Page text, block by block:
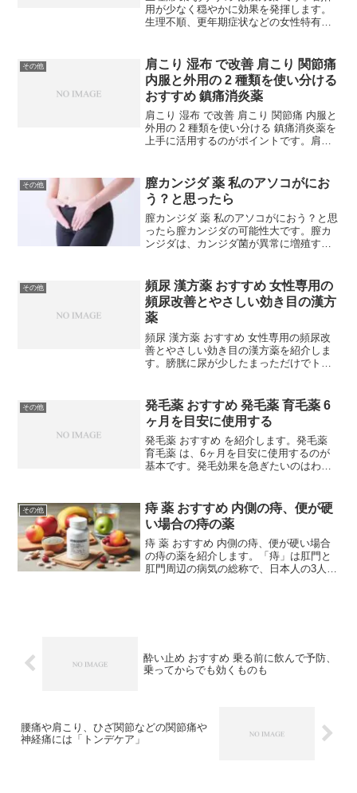
用が少なく穏やかに効果を発揮します。
生理不順、更年期症状などの女性特有の
善する月経前のイライラや冷え、更年期
の不調など女...
その他
肩こり 湿布 で改善 肩こり 関節痛
内服と外用の 2 種類を使い分ける
おすすめ 鎮痛消炎薬
肩こり 湿布 で改善 肩こり 関節痛 内服と
外用の 2 種類を使い分ける 鎮痛消炎薬を
上手に活用するのがポイントです。肩こ
す。外用薬は凝りや痛みのある患部を直
接、ケ...
その他
膣カンジダ 薬 私のアソコがにお
う？と思ったら
膣カンジダ 薬 私のアソコがにおう？と思
ったら膣カンジダの可能性大です。膣カ
ンジダは、カンジダ菌が異常に増殖する
存在していますが、バランスが崩れると
感染症を引き起こしま...
その他
頻尿 漢方薬 おすすめ 女性専用の
頻尿改善とやさしい効き目の漢方
薬
頻尿 漢方薬 おすすめ 女性専用の頻尿改
善とやさしい効き目の漢方薬を紹介しま
す。膀胱に尿が少したまっただけでトイ
を配合した女性専用薬がおすすめです。
頻尿は年齢による老化...
その他
発毛薬 おすすめ 発毛薬 育毛薬 6
ヶ月を目安に使用する
発毛薬 おすすめ を紹介します。発毛薬
育毛薬 は、6ヶ月を目安に使用するのが
基本です。発毛効果を急ぎたいのはわか
の悩みは尽きない 発毛薬 おすすめ薄毛や
脱毛を改善す...
その他
痔 薬 おすすめ 内側の痔、便が硬
い場合の痔の薬
痔 薬 おすすめ 内側の痔、便が硬い場合
の痔の薬を紹介します。「痔」は肛門と
肛門周辺の病気の総称で、日本人の3人に
酔い止め おすすめ 乗る前に飲んで予防、
乗ってからでも効くものも
腰痛や肩こり、ひざ関節などの関節痛や
神経痛には「トンデケア」